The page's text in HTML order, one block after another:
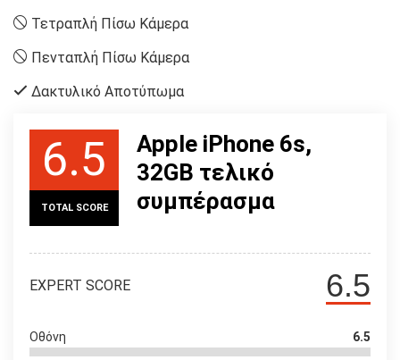
Τετραπλή Πίσω Κάμερα
Πενταπλή Πίσω Κάμερα
Δακτυλικό Αποτύπωμα
6.5
TOTAL SCORE
Apple iPhone 6s,
32GB τελικό
συμπέρασμα
6.5
EXPERT SCORE
Οθόνη 6.5